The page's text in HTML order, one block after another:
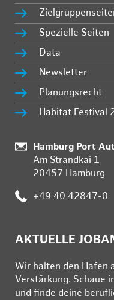
Spezielle Seiten
Data
Newsletter
Planungsrecht
Habitat Festival
Standort:
Hamburg Port
Am Strandkai 1
20457 Hamburg
Telefon:
+49 40 42847-0
AKTUELLE
Wir hal­ten den Ha­fen
Ver­stär­kung. Schau­e
und fin­de deine